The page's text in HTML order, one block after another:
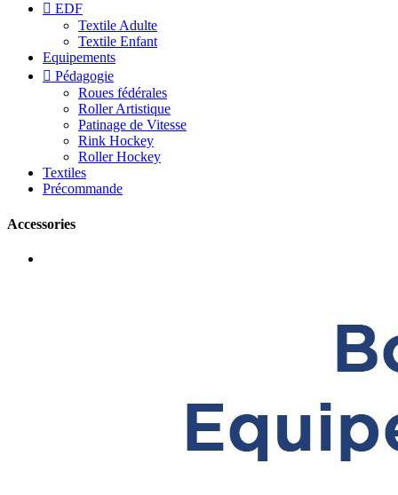
 EDF
Textile Adulte
Textile Enfant
Equipements
 Pédagogie
Roues fédérales
Roller Artistique
Patinage de Vitesse
Rink Hockey
Roller Hockey
Textiles
Précommande
Accessories